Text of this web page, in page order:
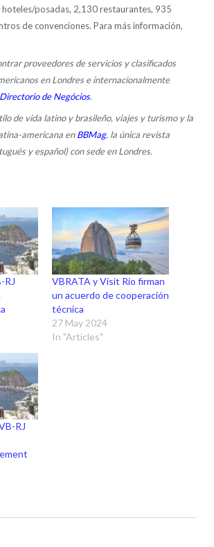
posadas, 2,130 restaurantes, 935
de convenciones. Para más información,
proveedores de servicios y clasificados
en Londres e internacionalmente
de Negócios.
de vida latino y brasileño, viajes y turismo y la
americana enBBMag, la única revista
y español) con sede en Londres.
RJ
VBRATA y Visit Rio firman
un acuerdo de cooperación
técnica
27 May 2024
In "Articles"
RJ